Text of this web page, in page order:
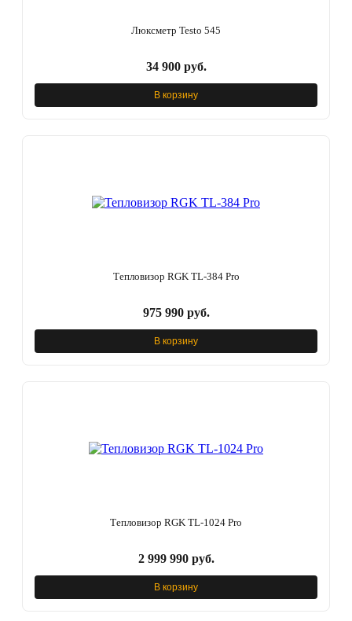
Люксметр Testo 545
34 900 руб.
В корзину
Тепловизор RGK TL-384 Pro
975 990 руб.
В корзину
Тепловизор RGK TL-1024 Pro
2 999 990 руб.
В корзину